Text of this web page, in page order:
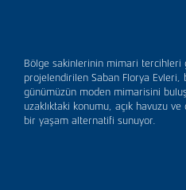
Bölge sakinlerinin mimari tercihleri
projelendirilen Saban Florya Evleri,
günümüzün moden mimarisini
uzaklıktaki konumu, açık havuzu
bir yaşam alternatifi sunuyor.